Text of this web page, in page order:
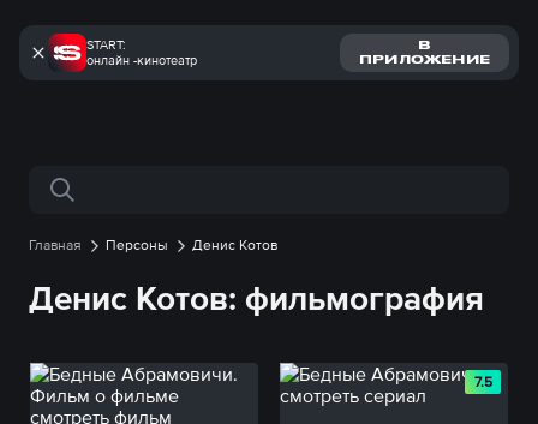
START:
онлайн -кинотеатр
В
ПРИЛОЖЕНИЕ
Поиск по сайту
Главная Персоны Денис Котов
Денис Котов: фильмография
7.5